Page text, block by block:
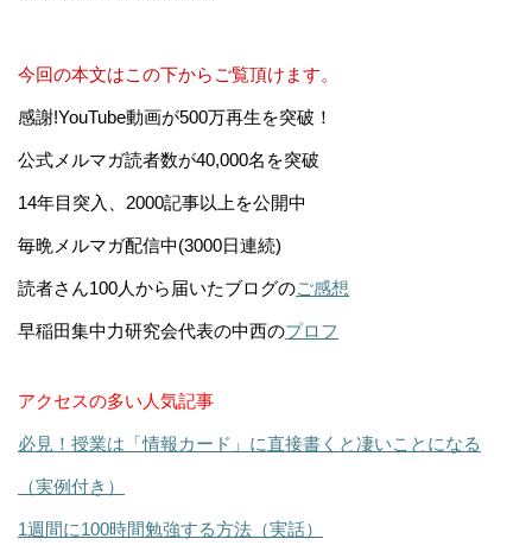
今回の本文はこの下からご覧頂けます。
感謝!YouTube動画が500万再生を突破！
公式メルマガ読者数が40,000名を突破
14年目突入、2000記事以上を公開中
毎晩メルマガ配信中(3000日連続)
読者さん100人から届いたブログのご感想
早稲田集中力研究会代表の中西のプロフ
アクセスの多い人気記事
必見！授業は「情報カード」に直接書くと凄いことになる
（実例付き）
1週間に100時間勉強する方法（実話）